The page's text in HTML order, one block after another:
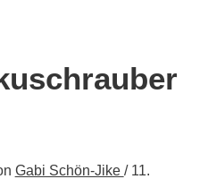
Gabi Schön-Jike / 11.